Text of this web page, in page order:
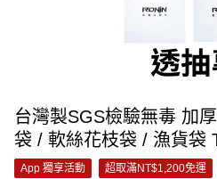
台灣製SGS檢驗無毒 加
袋
App 獨享活動 超取滿NT$1,200免運